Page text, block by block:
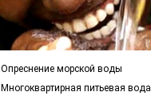
Опреснение морской воды
Многоквартирная питьевая вода